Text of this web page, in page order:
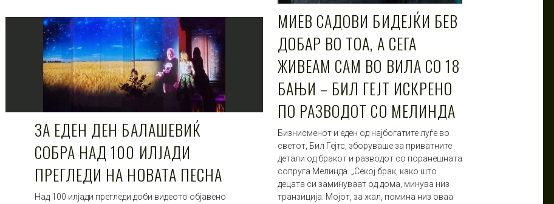
МИЕВ САДОВИ БИДЕЈЌИ БЕВ
ДОБАР ВО ТОА, А СЕГА
ЖИВЕАМ САМ ВО ВИЛА СО 18
БАЊИ – БИЛ ГЕЈТ ИСКРЕНО
ПО РАЗВОДОТ СО МЕЛИНДА
Бизнисменот и еден од најбогатите луѓе во
светот, Бил Гејтс, зборуваше за приватните
детали од бракот и разводот со поранешната
сопруга Мелинда. „Секој брак, како што
децата си заминуваат од дома, минува низ
транзиција. Мојот, за жал, помина низ оваа
ЗА ЕДЕН ДЕН БАЛАШЕВИЌ
СОБРА НАД 100 ИЛЈАДИ
ПРЕГЛЕДИ НА НОВАТА ПЕСНА
Над 100 илјади прегледи доби видеото објавено